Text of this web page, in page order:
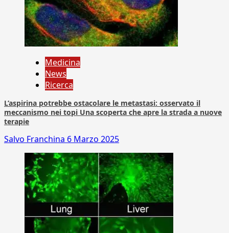
Medicina
News
Ricerca
L’aspirina potrebbe ostacolare le metastasi: osservato il
meccanismo nei topi Una scoperta che apre la strada a nuove
terapie
Salvo Franchina 6 Marzo 2025